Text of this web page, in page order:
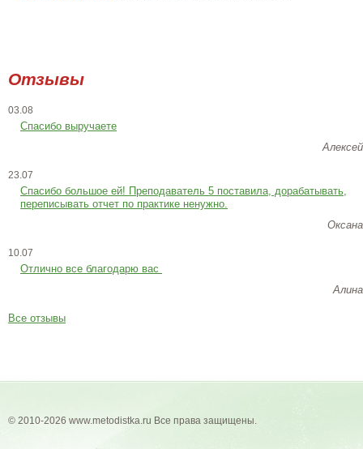
Отзывы
03.08
Спасибо выручаете
Алексей
23.07
Cпасибо большое ей! Преподаватель 5 поставила, дорабатывать,
переписывать отчет по практике ненужно.
Оксана
10.07
Отлично все благодарю вас
Алина
Все отзывы
© 2010-2026 www.metodistka.ru Все права защищены.